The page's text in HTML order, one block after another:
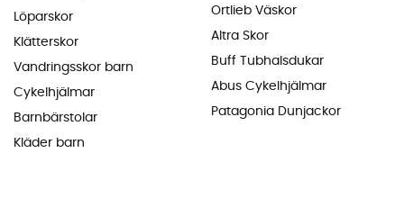
Löparskor
Klätterskor
Vandringsskor barn
Cykelhjälmar
Barnbärstolar
Kläder barn
Ortlieb Väskor
Altra Skor
Buff Tubhalsdukar
Abus Cykelhjälmar
Patagonia Dunjackor